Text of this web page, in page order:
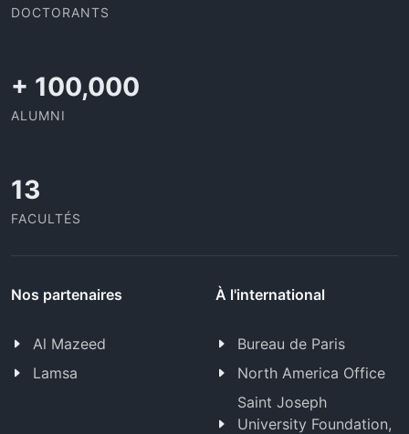
DOCTORANTS
+ 100,000
ALUMNI
13
FACULTÉS
Nos partenaires
Al Mazeed
Lamsa
À l'international
Bureau de Paris
North America Office
Saint Joseph
University Foundation,